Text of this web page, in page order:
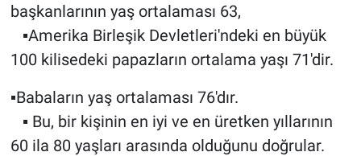
başkanlarının yaş ortalaması 63,
▪Amerika Birleşik Devletleri'ndeki en büyük
100 kilisedeki papazların ortalama yaşı 71'dir.
▪Babaların yaş ortalaması 76'dır.
▪ Bu, bir kişinin en iyi ve en üretken yıllarının
60 ila 80 yaşları arasında olduğunu doğrular.